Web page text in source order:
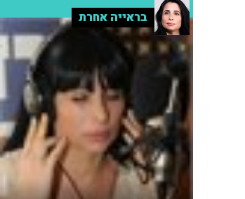
בראייה אחרת